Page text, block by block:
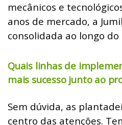
mecânicos e
anos de mercado, a
consolidada ao longo
Quais linhas de
mais sucesso junto ao
Sem dúvida, as
centro das atenções.